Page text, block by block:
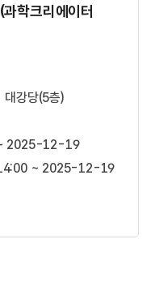
학크리에이터
대강당(5층)
2025-12-19
~ 2025-12-19